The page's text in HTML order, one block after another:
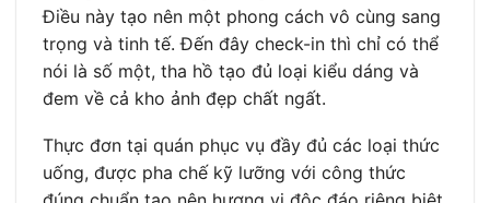
Điều này tạo nên một phong cách vô cùng sang
trọng và tinh tế. Đến đây check-in thì chỉ có thể
nói là số một, tha hồ tạo đủ loại kiểu dáng và
đem về cả kho ảnh đẹp chất ngất.
Thực đơn tại quán phục vụ đầy đủ các loại thức
uống, được pha chế kỹ lưỡng với công thức